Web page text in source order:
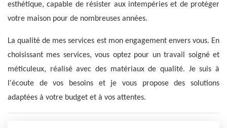
esthétique, capable de résister aux intempéries et de protéger
votre maison pour de nombreuses années.
La qualité de mes services est mon engagement envers vous. En
choisissant mes services, vous optez pour un travail soigné et
méticuleux, réalisé avec des matériaux de qualité. Je suis à
l'écoute de vos besoins et je vous propose des solutions
adaptées à votre budget et à vos attentes.